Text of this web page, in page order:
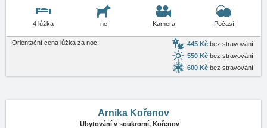
4 lůžka ne Kamera Počasí
Orientační cena lůžka za noc: 445 Kč bez stravování
550 Kč bez stravování
600 Kč bez stravování
Arnika Kořenov
Ubytování v soukromí, Kořenov